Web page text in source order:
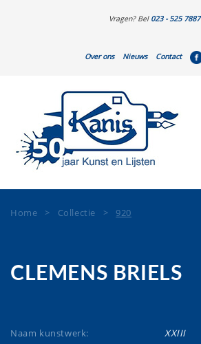
Vragen? Bel 023 - 525 7887
Over ons Nieuws Contact
Home > Collectie > 920
CLEMENS BRIELS
Naam kunstwerk:
XXIII